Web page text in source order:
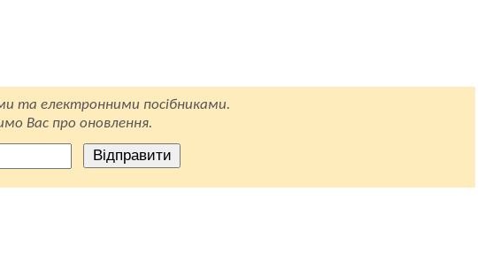
та електронними посібниками.
Вас про оновлення.
Відправити